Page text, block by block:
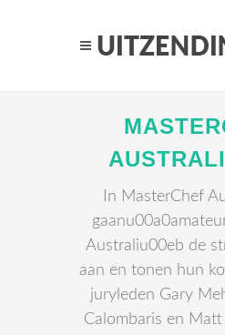
In MasterChef
Australiu00eb de
aan en tonen hun
juryleden Gary
Calombaris en